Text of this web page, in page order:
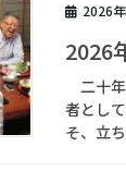
2026
2026
二十
者とし
そ、立